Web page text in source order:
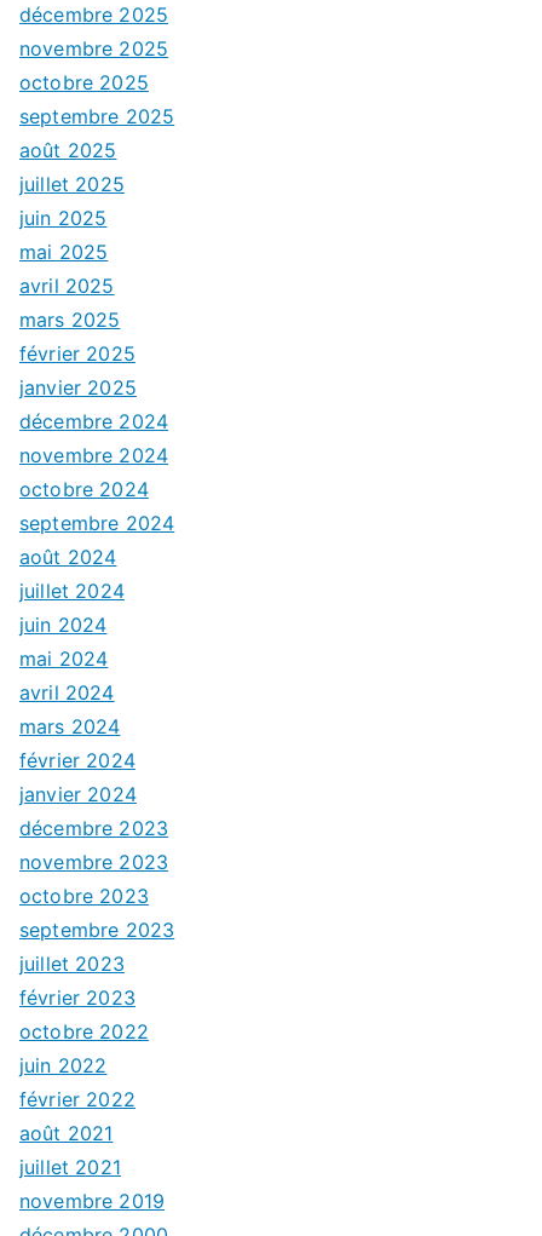
décembre 2025
novembre 2025
octobre 2025
septembre 2025
août 2025
juillet 2025
juin 2025
mai 2025
avril 2025
mars 2025
février 2025
janvier 2025
décembre 2024
novembre 2024
octobre 2024
septembre 2024
août 2024
juillet 2024
juin 2024
mai 2024
avril 2024
mars 2024
février 2024
janvier 2024
décembre 2023
novembre 2023
octobre 2023
septembre 2023
juillet 2023
février 2023
octobre 2022
juin 2022
février 2022
août 2021
juillet 2021
novembre 2019